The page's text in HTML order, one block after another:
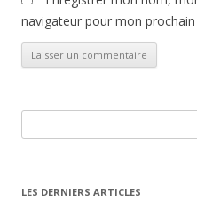
navigateur pour mon
LES DERNIERS ARTICLES